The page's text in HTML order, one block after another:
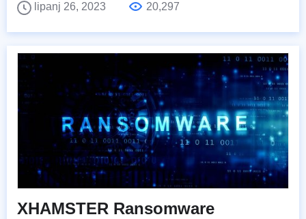
lipanj 26, 2023
20,297
XHAMSTER Ransomware